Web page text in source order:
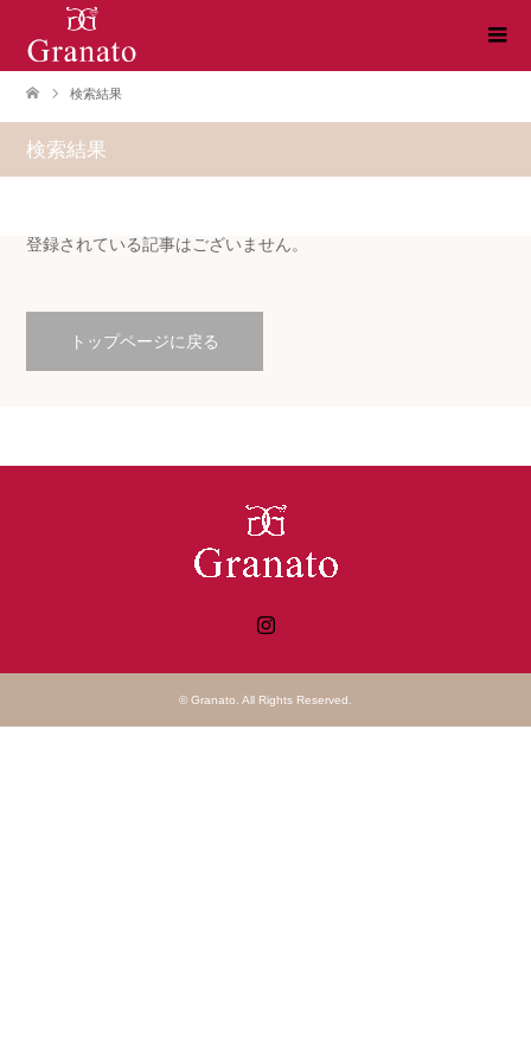
検索結果
検索結果
登録されている記事はございません。
トップページに戻る
© Granato . All Rights Reserved.